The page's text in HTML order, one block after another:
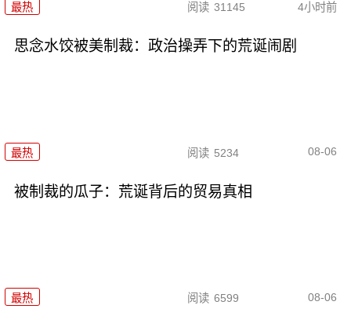
最热 阅读 31145 4小时前
思念水饺被美制裁：政治操弄下的荒诞闹剧
最热 阅读 5234 08-06
被制裁的瓜子：荒诞背后的贸易真相
最热 阅读 6599 08-06